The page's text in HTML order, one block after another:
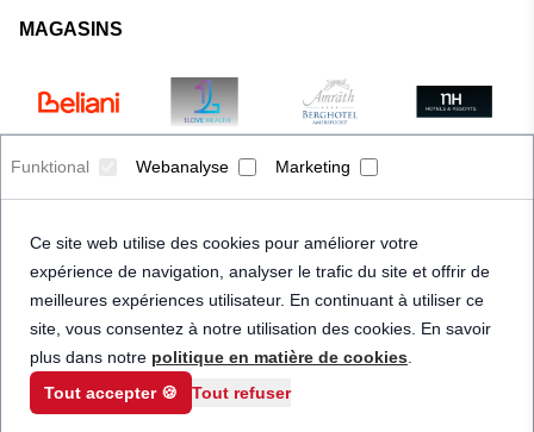
Funktional Webanalyse Marketing
Ce site web utilise des cookies pour améliorer votre
expérience de navigation, analyser le trafic du site et offrir de
meilleures expériences utilisateur. En continuant à utiliser ce
site, vous consentez à notre utilisation des cookies. En savoir
plus dans notre politique en matière de cookies
Tout accepter 🍪
Tout refuser
MAGASINS
© 2026 Priceindanger. Tous droits réservés.